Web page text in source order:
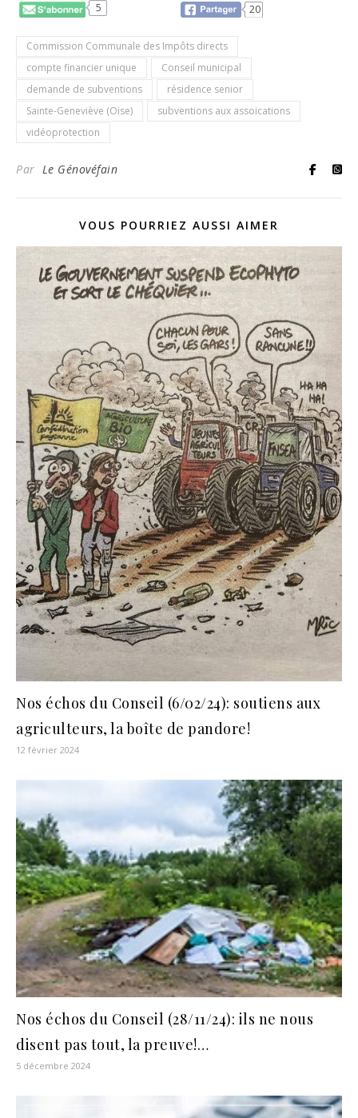
5 20
Commission Communale des Impôts directs
compte financier unique
Conseil municipal
demande de subventions
résidence senior
Sainte-Geneviève (Oise)
subventions aux assoications
vidéoprotection
Par Le Génovéfain
VOUS POURRIEZ AUSSI AIMER
Nos échos du Conseil (6/02/24): soutiens aux
agriculteurs, la boîte de pandore!
12 février 2024
Nos échos du Conseil (28/11/24): ils ne nous
disent pas tout, la preuve!…
5 décembre 2024